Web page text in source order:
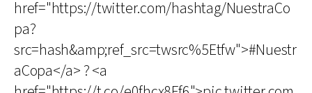
href="https://twitter.com/hashtag/NuestraCo
pa?
src=hash&amp;ref_src=twsrc%5Etfw">#Nuestr
aCopa</a> ? <a